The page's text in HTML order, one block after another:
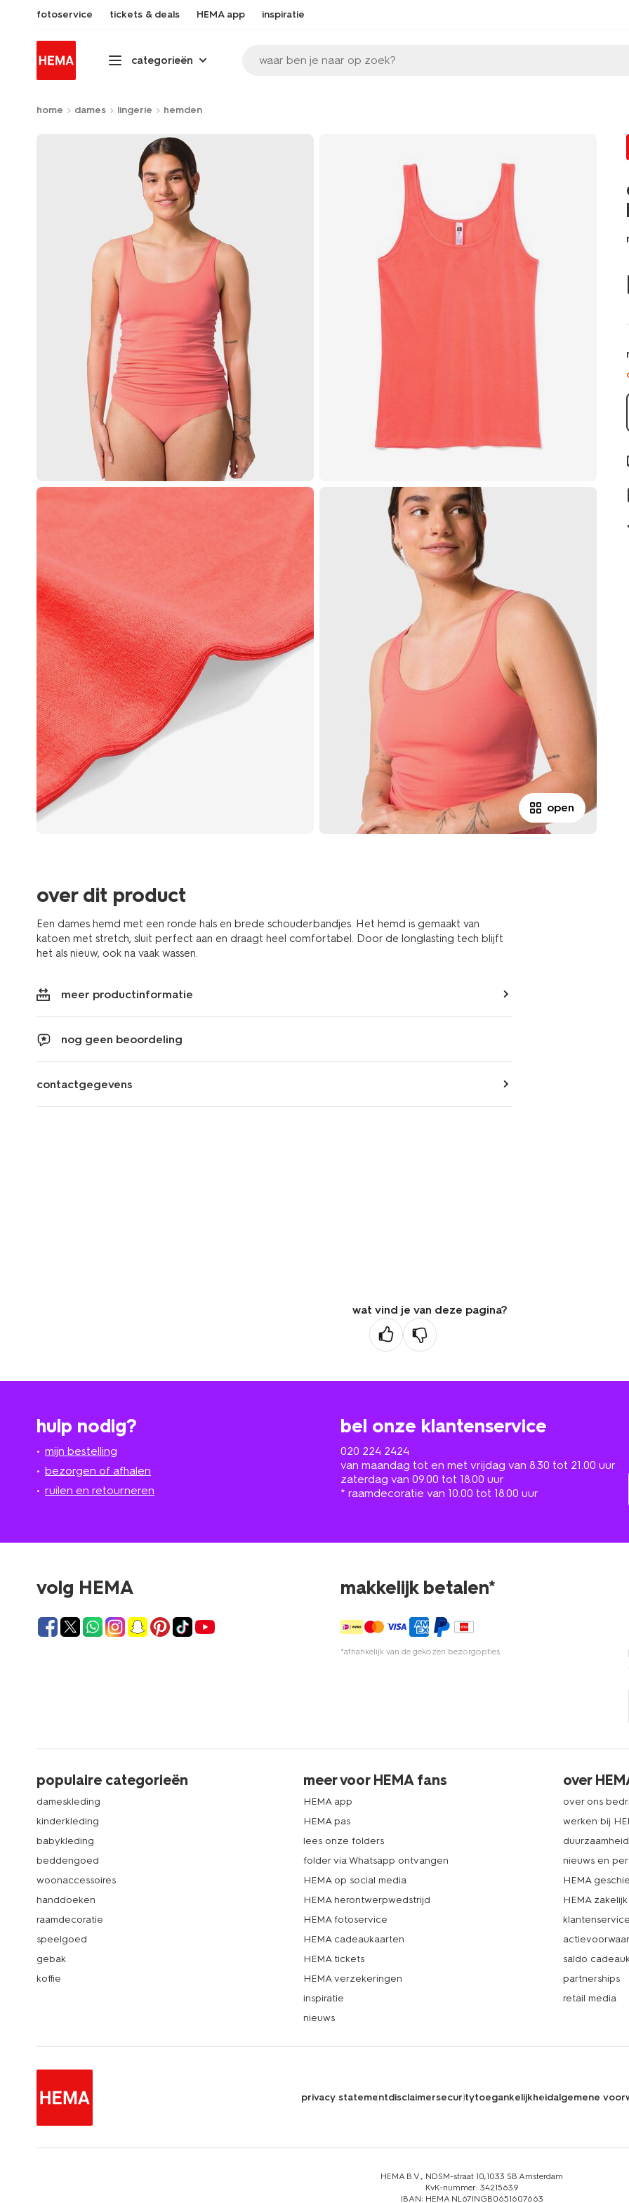
fotoservice tickets & deals HEMA app inspiratie
categorieën waar ben je naar op zoek?
home dames lingerie hemden
open
over dit product
Een dames hemd met een ronde hals en brede schouderbandjes. Het hemd is gemaakt van
katoen met stretch, sluit perfect aan en draagt heel comfortabel. Door de longlasting tech blijft
het als nieuw, ook na vaak wassen.
meer productinformatie
nog geen beoordeling
contactgegevens
wat vind je van deze pagina?
hulp nodig?
mijn bestelling
bezorgen of afhalen
ruilen en retourneren
bel onze klantenservice
020 224 2424
van maandag tot en met vrijdag van 8.30 tot 21.00 uur
zaterdag van 09.00 tot 18.00 uur
* raamdecoratie van 10.00 tot 18.00 uur
volg HEMA makkelijk betalen*
*afhankelijk van de gekozen bezorgopties
populaire categorieën
dameskleding
kinderkleding
babykleding
beddengoed
woonaccessoires
handdoeken
raamdecoratie
speelgoed
gebak
koffie
meer voor HEMA fans
HEMA app
HEMA pas
lees onze folders
folder via Whatsapp ontvangen
HEMA op social media
HEMA herontwerpwedstrijd
HEMA fotoservice
HEMA cadeaukaarten
HEMA tickets
HEMA verzekeringen
inspiratie
nieuws
over
over ons
werken bij
duurzaamheid
nieuws en
HEMA
HEMA zakelijk
klantenservice
saldo
partnerships
retail media
privacy statementdisclaimersecuritytoegankelijkheidalgemene
HEMA B.V., NDSM-straat 10,1033 SB Amsterdam
KvK-nummer: 34215639
IBAN: HEMA NL67INGB0651607663